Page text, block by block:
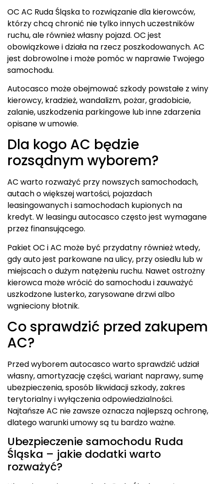
OC AC Ruda Śląska to rozwiązanie dla kierowców,
którzy chcą chronić nie tylko innych uczestników
ruchu, ale również własny pojazd. OC jest
obowiązkowe i działa na rzecz poszkodowanych. AC
jest dobrowolne i może pomóc w naprawie Twojego
samochodu.
Autocasco może obejmować szkody powstałe z winy
kierowcy, kradzież, wandalizm, pożar, gradobicie,
zalanie, uszkodzenia parkingowe lub inne zdarzenia
opisane w umowie.
Dla kogo AC będzie
rozsądnym wyborem?
AC warto rozważyć przy nowszych samochodach,
autach o większej wartości, pojazdach
leasingowanych i samochodach kupionych na
kredyt. W leasingu autocasco często jest wymagane
przez finansującego.
Pakiet OC i AC może być przydatny również wtedy,
gdy auto jest parkowane na ulicy, przy osiedlu lub w
miejscach o dużym natężeniu ruchu. Nawet ostrożny
kierowca może wrócić do samochodu i zauważyć
uszkodzone lusterko, zarysowane drzwi albo
wgnieciony błotnik.
Co sprawdzić przed zakupem
AC?
Przed wyborem autocasco warto sprawdzić udział
własny, amortyzację części, wariant naprawy, sumę
ubezpieczenia, sposób likwidacji szkody, zakres
terytorialny i wyłączenia odpowiedzialności.
Najtańsze AC nie zawsze oznacza najlepszą ochronę,
dlatego warunki umowy są tu bardzo ważne.
Ubezpieczenie samochodu Ruda
Śląska – jakie dodatki warto
rozważyć?